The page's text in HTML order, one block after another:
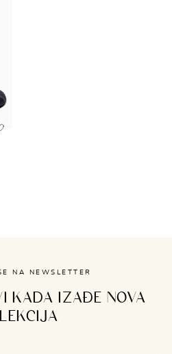
NA NEWSLETTER
KADA IZAĐE NOVA